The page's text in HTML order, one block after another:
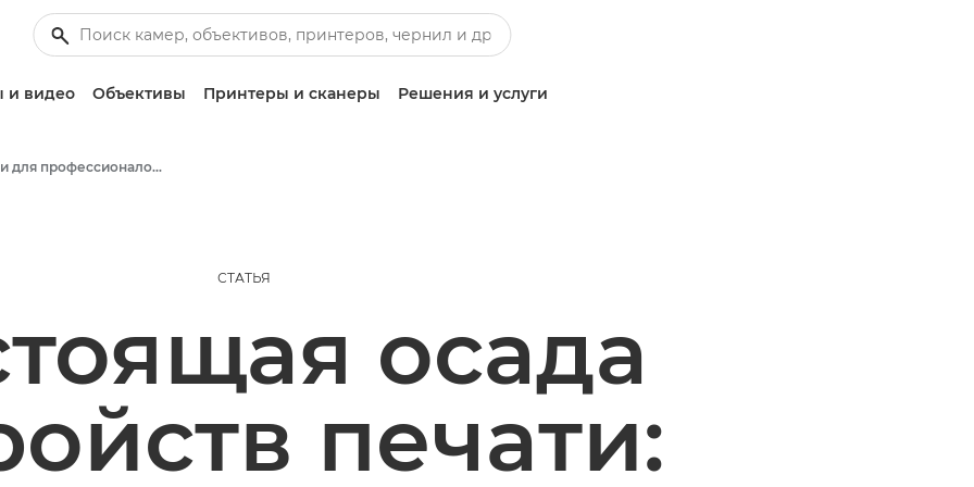
и видео Объективы Принтеры и сканеры Решения и услуги
Статьи для профессионалов и бизнес-статьи
СТАТЬЯ
осада
печати: